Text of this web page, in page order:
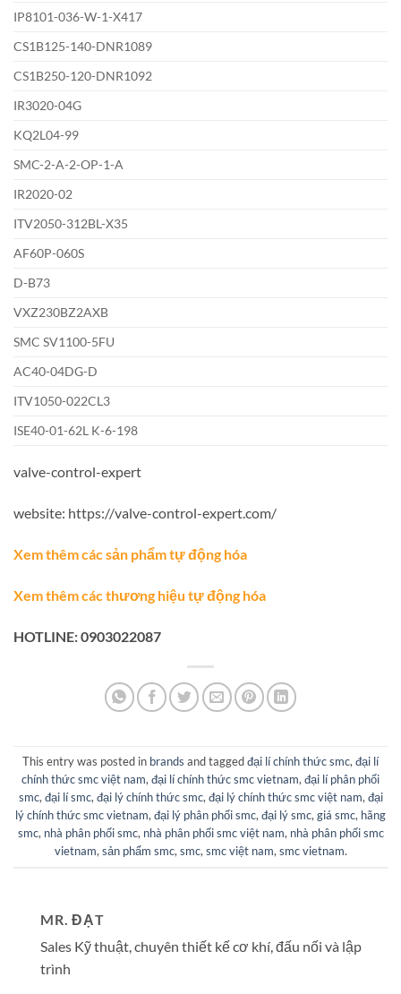
IP8101-036-W-1-X417
CS1B125-140-DNR1089
CS1B250-120-DNR1092
IR3020-04G
KQ2L04-99
SMC-2-A-2-OP-1-A
IR2020-02
ITV2050-312BL-X35
AF60P-060S
D-B73
VXZ230BZ2AXB
SMC SV1100-5FU
AC40-04DG-D
ITV1050-022CL3
ISE40-01-62L K-6-198
valve-control-expert
website: https://valve-control-expert.com/
Xem thêm các sản phẩm tự động hóa
Xem thêm các thương hiệu tự động hóa
HOTLINE: 0903022087
This entry was posted in brands and taggedđại lí chính thức smc, đại lí
chính thức smc việt nam, đại lí chính thức smc vietnam, đại lí phân phối
smc, đại lí smc, đại lý chính thức smc, đại lý chính thức smc việt nam, đại
lý chính thức smc vietnam, đại lý phân phối smc, đại lý smc, giá smc, hãng
smc, nhà phân phối smc, nhà phân phối smc việt nam, nhà phân phối smc
vietnam, sản phẩm smc, smc, smc việt nam, smc vietnam.
MR. ĐẠT
Sales Kỹ thuật, chuyên thiết kế cơ khí, đấu nối và lập
trình